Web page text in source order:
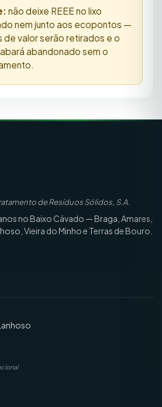
não deixe REEE no lixo
nem junto aos ecopontos —
de valor serão retirados e o
abandonado sem o
de Resíduos Sólidos, S.A.
no Baixo Cávado — Braga, Amares,
Vieira do Minho e Terras de Bouro.